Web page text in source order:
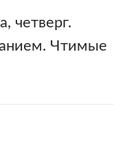
четверг.
Чтимые